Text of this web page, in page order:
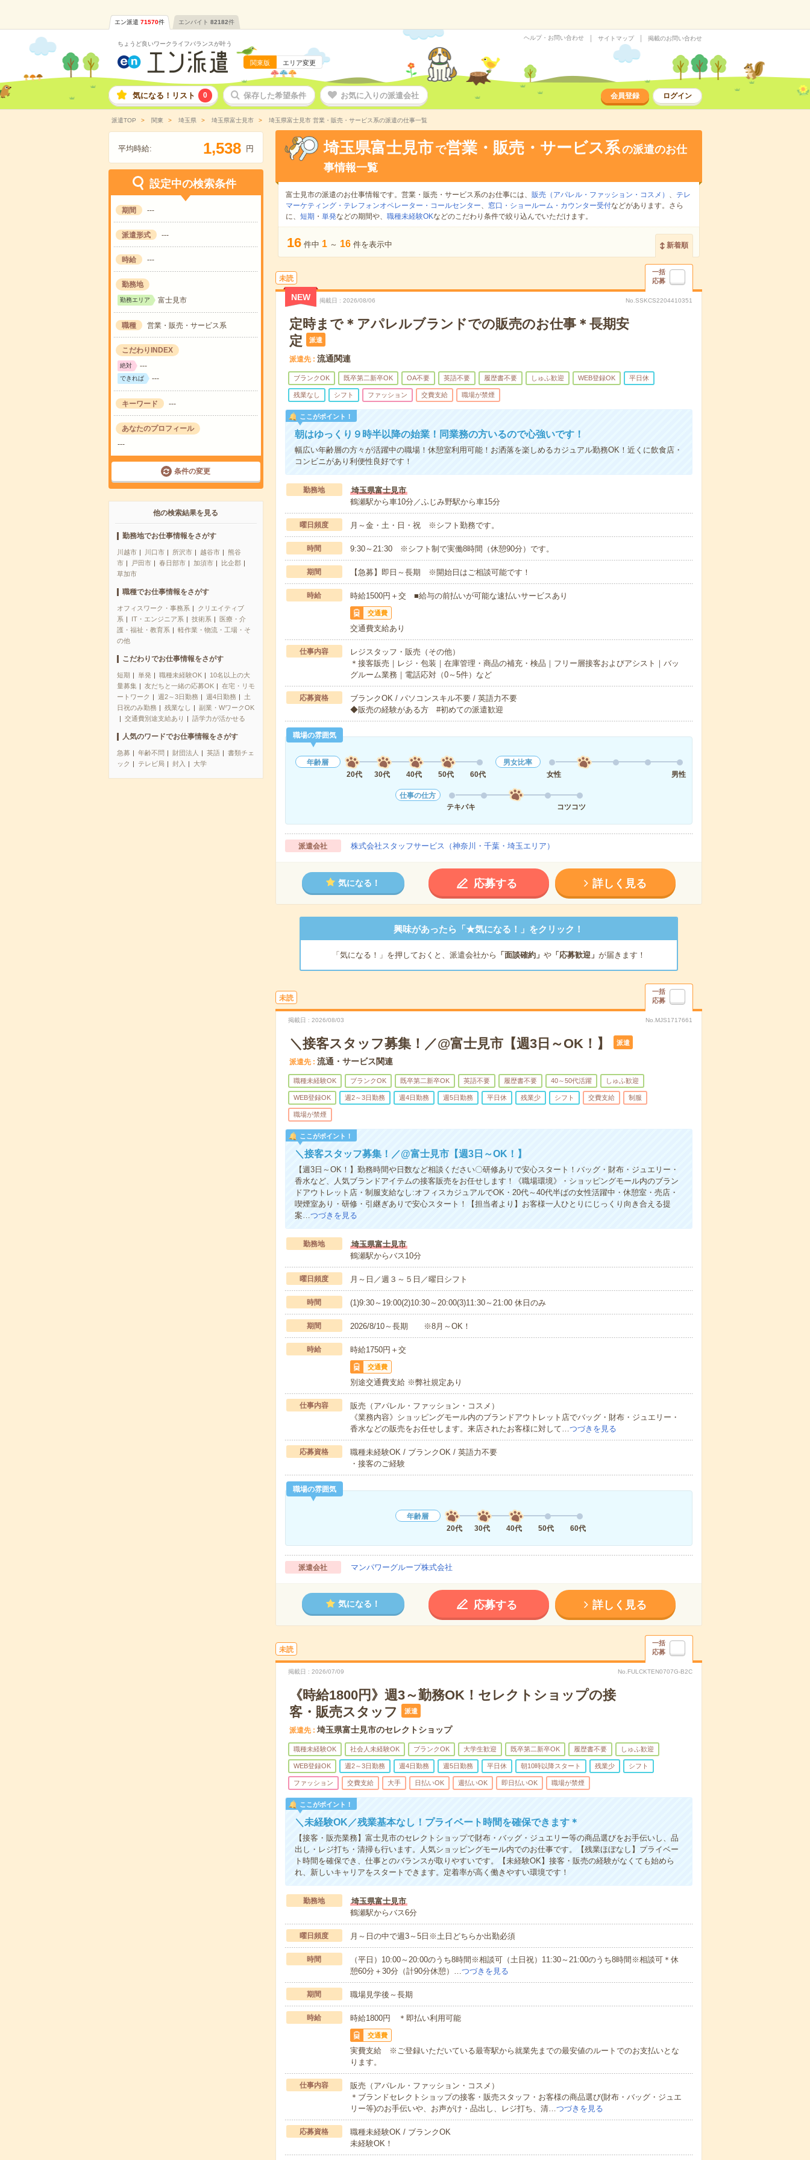
エン派遣 71570件 エンバイト 82182件
ちょうど良いワークライフバランスが叶う
関東版 エリア変更
ヘルプ・お問い合わせ サイトマップ 掲載のお問い合わせ
気になる！リスト 0 保存した希望条件 お気に入りの派遣会社 会員登録 ログイン
派遣TOP 関東 埼玉県 埼玉県富士見市 埼玉県富士見市 営業・販売・サービス系の派遣の仕事一覧
平均時給: 1,538 円
設定中の検索条件
期間 ---
派遣形式 ---
時給 ---
勤務地
勤務エリア 富士見市
職種 営業・販売・サービス系
こだわりINDEX
絶対 ---
できれば ---
キーワード ---
あなたのプロフィール
---
条件の変更
他の検索結果を見る
勤務地でお仕事情報をさがす
川越市 川口市 所沢市 越谷市
熊谷
市
戸田市 春日部市 加須市
比企郡
草加市
職種でお仕事情報をさがす
オフィスワーク・事務系
クリエイティブ
系
IT・エンジニア系 技術系
医療・介
護・福祉・教育系
軽作業・物流・工場・そ
の他
こだわりでお仕事情報をさがす
短期 単発 職種未経験OK
10名以上の大
量募集
友だちと一緒の応募OK
在宅・リモ
ートワーク
週2～3日勤務 週4日勤務
土
日祝のみ勤務
残業なし
副業・WワークOK
交通費別途支給あり
語学力が活かせる
人気のワードでお仕事情報をさがす
急募 年齢不問 財団法人 英語
書類チェ
ック
テレビ局 封入 大学
埼玉県富士見市 で営業・販売・サービス系の派遣のお仕
事情報一覧
富士見市の派遣のお仕事情報です。営業・販売・サービス系のお仕事には、 販売（アパレル・ファッション・コスメ） 、
テレ
マーケティング・テレフォンオペレーター・コールセンター、 窓口・ショールーム・カウンター受付などがあります。さら
に、 短期 ・ 単発などの期間や、 職種未経験OKなどのこだわり条件で絞り込んでいただけます。
16 件中 1 ～ 16 件を表示中 新着順
未読
一括
応募
NEW 掲載日 2026/08/06 No.SSKCS2204410351
定時まで＊アパレルブランドでの販売のお仕事＊長期安
定
派遣
派遣先 流通関連
ブランクOK 既卒第二新卒OK OA不要 英語不要 履歴書不要 しゅふ歓迎 WEB登録OK 平日休
残業なし シフト ファッション 交費支給 職場が禁煙
ここがポイント！
朝はゆっくり９時半以降の始業！同業務の方いるので心強いです！
幅広い年齢層の方々が活躍中の職場！休憩室利用可能！お洒落を楽しめるカジュアル勤務OK！近くに飲食店・
コンビニがあり利便性良好です！
勤務地
埼玉県富士見市
鶴瀬駅から車10分／ふじみ野駅から車15分
曜日頻度 月～金・土・日・祝 ※シフト勤務です。
時間 9:30～21:30 ※シフト制で実働8時間（休憩90分）です。
期間 【急募】即日～長期 ※開始日はご相談可能です！
時給 時給1500円＋交 ■給与の前払いが可能な速払いサービスあり
交通費
交通費支給あり
仕事内容
レジスタッフ・販売（その他）
＊接客販売｜レジ・包装｜在庫管理・商品の補充・検品｜フリー層接客およびアシスト｜バッ
グルーム業務｜電話応対（0～5件）など
応募資格
ブランクOK / パソコンスキル不要 / 英語力不要
◆販売の経験がある方 #初めての派遣歓迎
職場の雰囲気
年齢層
20代
30代 40代 50代 60代
男女比率
女性
男性
仕事の仕方
テキパキ
コツコツ
派遣会社 株式会社スタッフサービス（神奈川・千葉・埼玉エリア）
気になる！ 応募する 詳しく見る
興味があったら「★気になる！」をクリック！
「気になる！」を押しておくと、派遣会社から 「面談確約」 や「応募歓迎」 が届きます！
未読
一括
応募
掲載日 2026/08/03 No.MJS1717661
＼接客スタッフ募集！／@富士見市【週3日～OK！】 派遣
派遣先 流通・サービス関連
職種未経験OK ブランクOK 既卒第二新卒OK 英語不要 履歴書不要 40～50代活躍 しゅふ歓迎
WEB登録OK 週2～3日勤務 週4日勤務 週5日勤務 平日休 残業少 シフト 交費支給 制服
職場が禁煙
ここがポイント！
＼接客スタッフ募集！／@富士見市【週3日～OK！】
【週3日～OK！】勤務時間や日数など相談ください〇研修ありで安心スタート！バッグ・財布・ジュエリー・
香水など、人気ブランドアイテムの接客販売をお任せします！《職場環境》・ショッピングモール内のブラン
ドアウトレット店・制服支給なし:オフィスカジュアルでOK・20代～40代半ばの女性活躍中・休憩室・売店・
喫煙室あり・研修・引継ぎありで安心スタート！【担当者より】お客様一人ひとりにじっくり向き合える提
案…つづきを見る
勤務地
埼玉県富士見市
鶴瀬駅からバス10分
曜日頻度 月～日／週３～５日／曜日シフト
時間 (1)9:30～19:00(2)10:30～20:00(3)11:30～21:00 休日のみ
期間 2026/8/10～長期 ※8月～OK！
時給 時給1750円＋交
交通費
別途交通費支給 ※弊社規定あり
仕事内容
販売（アパレル・ファッション・コスメ）
《業務内容》ショッピングモール内のブランドアウトレット店でバッグ・財布・ジュエリー・
香水などの販売をお任せします。来店されたお客様に対して…つづきを見る
応募資格
職種未経験OK / ブランクOK / 英語力不要
・接客のご経験
職場の雰囲気
年齢層
20代
30代 40代 50代 60代
派遣会社 マンパワーグループ株式会社
気になる！ 応募する 詳しく見る
未読
一括
応募
掲載日 2026/07/09 No.FULCKTEN0707G-B2C
《時給1800円》週3～勤務OK！セレクトショップの接
客・販売スタッフ
派遣
派遣先 埼玉県富士見市のセレクトショップ
職種未経験OK 社会人未経験OK ブランクOK 大学生歓迎 既卒第二新卒OK 履歴書不要 しゅふ歓迎
WEB登録OK 週2～3日勤務 週4日勤務 週5日勤務 平日休 朝10時以降スタート 残業少 シフト
ファッション 交費支給 大手 日払いOK 週払いOK 即日払いOK 職場が禁煙
ここがポイント！
＼未経験OK／残業基本なし！プライベート時間を確保できます＊
【接客・販売業務】富士見市のセレクトショップで財布・バッグ・ジュエリー等の商品選びをお手伝いし、品
出し・レジ打ち・清掃も行います。人気ショッピングモール内でのお仕事です。【残業ほぼなし】プライベー
ト時間を確保でき、仕事とのバランスが取りやすいです。【未経験OK】接客・販売の経験がなくても始めら
れ、新しいキャリアをスタートできます。定着率が高く働きやすい環境です！
勤務地
埼玉県富士見市
鶴瀬駅からバス6分
曜日頻度 月～日の中で週3～5日※土日どちらか出勤必須
時間
（平日）10:00～20:00のうち8時間※相談可（土日祝）11:30～21:00のうち8時間※相談可＊休
憩60分＋30分（計90分休憩）… つづきを見る
期間 職場見学後～長期
時給 時給1800円 ＊即払い利用可能
交通費
実費支給 ※ご登録いただいている最寄駅から就業先までの最安値のルートでのお支払いとな
ります。
仕事内容
販売（アパレル・ファッション・コスメ）
＊ブランドセレクトショップの接客・販売スタッフ・お客様の商品選び(財布・バッグ・ジュエ
リー等)のお手伝いや、お声がけ・品出し、レジ打ち、清… つづきを見る
応募資格
職種未経験OK / ブランクOK
未経験OK！